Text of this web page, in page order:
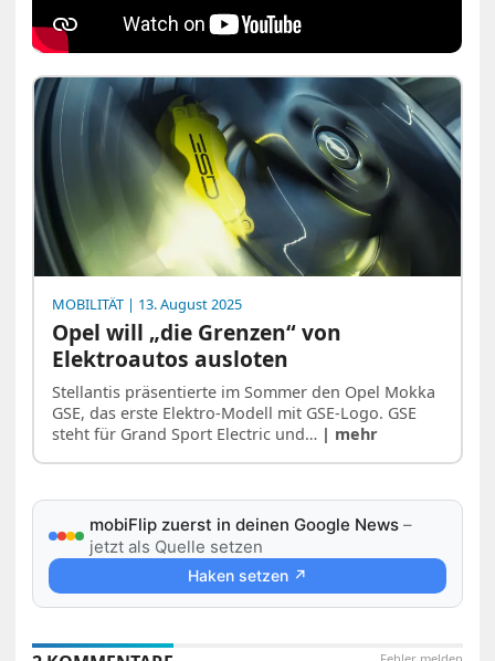
MOBILITÄT | 13. August 2025
Opel will „die Grenzen“ von
Elektroautos ausloten
Stellantis präsentierte im Sommer den Opel Mokka
GSE, das erste Elektro-Modell mit GSE-Logo. GSE
steht für Grand Sport Electric und… | mehr
mobiFlip zuerst in deinen Google News –
jetzt als Quelle setzen
Haken setzen ↗